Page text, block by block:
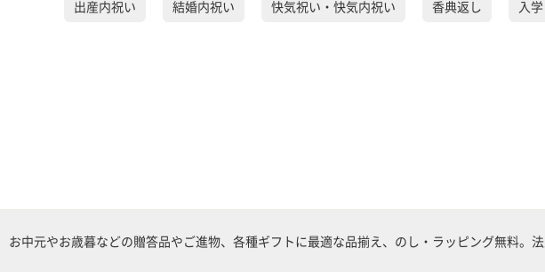
出産内祝い 結婚内祝い 快気祝い・快気内祝い 香典返し 入
お中元やお歳暮などの贈答品やご進物、各種ギフトに最適な品揃え、のし・ラッピング無料。